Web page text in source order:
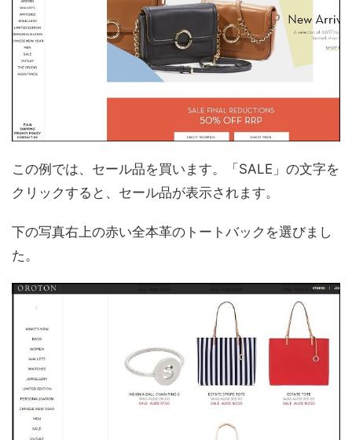
この例では、セール品を買います。「SALE」の文字を
クリックすると、セール品が表示されます。
下の写真右上の赤い全本革のトートバックを選びまし
た。